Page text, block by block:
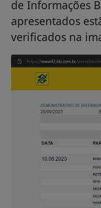
de Informações
apresentados
verificados na